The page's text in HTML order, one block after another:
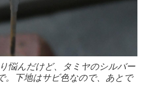
悩んだけど、タミヤのシルバー
。下地はサビ色なので、あとで